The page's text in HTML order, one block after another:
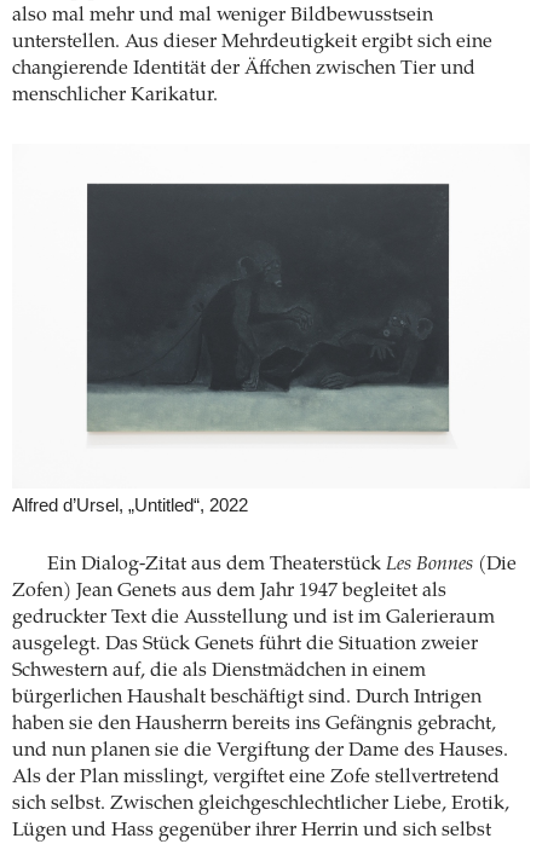
also mal mehr und mal weniger Bildbewusstsein
unterstellen. Aus dieser Mehrdeutigkeit ergibt sich eine
changierende Identität der Äffchen zwischen Tier und
menschlicher Karikatur.
Alfred d’Ursel, „Untitled“, 2022
Ein Dialog-Zitat aus dem Theaterstück Les Bonnes(Die
Zofen) Jean Genets aus dem Jahr 1947 begleitet als
gedruckter Text die Ausstellung und ist im Galerieraum
ausgelegt. Das Stück Genets führt die Situation zweier
Schwestern auf, die als Dienstmädchen in einem
bürgerlichen Haushalt beschäftigt sind. Durch Intrigen
haben sie den Hausherrn bereits ins Gefängnis gebracht,
und nun planen sie die Vergiftung der Dame des Hauses.
Als der Plan misslingt, vergiftet eine Zofe stellvertretend
sich selbst. Zwischen gleichgeschlechtlicher Liebe, Erotik,
Lügen und Hass gegenüber ihrer Herrin und sich selbst